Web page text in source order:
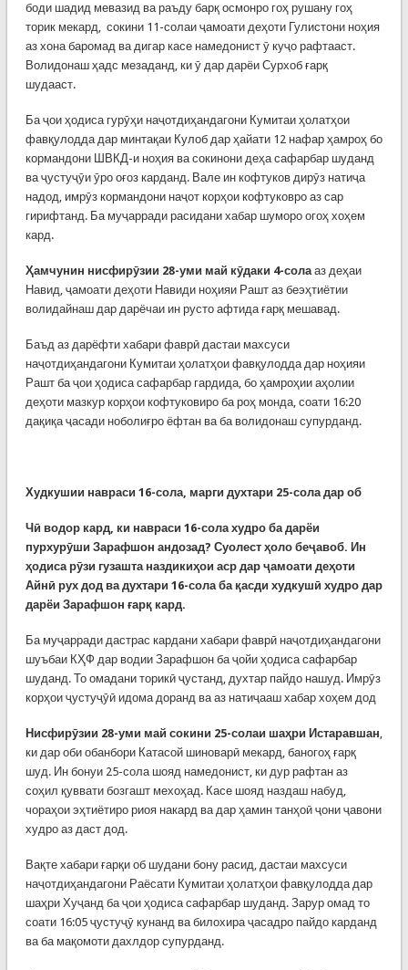
боди шадид мевазид ва раъду барқ осмонро гоҳ рушану гоҳ
торик мекард, сокини 11-солаи ҷамоати деҳоти Гулистони ноҳия
аз хона баромад ва дигар касе намедонист ӯ куҷо рафтааст.
Волидонаш ҳадс мезаданд, ки ӯ дар дарёи Сурхоб ғарқ
шудааст.
Ба ҷои ҳодиса гурӯҳи наҷотдиҳандагони Кумитаи ҳолатҳои
фавқулодда дар минтақаи Кулоб дар ҳайати 12 нафар ҳамроҳ бо
кормандони ШВКД-и ноҳия ва сокинони деҳа сафарбар шуданд
ва ҷустуҷӯи ӯро оғоз карданд. Вале ин кофтуков дирӯз натиҷа
надод, имрӯз кормандони наҷот корҳои кофтуковро аз сар
гирифтанд. Ба муҷарради расидани хабар шуморо огоҳ хоҳем
кард.
Ҳамчунин нисфирӯзии 28-уми май кӯдаки 4-солааз деҳаи
Навид, ҷамоати деҳоти Навиди ноҳияи Рашт аз беэҳтиётии
волидайнаш дар дарёчаи ин русто афтида ғарқ мешавад.
Баъд аз дарёфти хабари фаврӣ дастаи махсуси
наҷотдиҳандагони Кумитаи ҳолатҳои фавқулодда дар ноҳияи
Рашт ба ҷои ҳодиса сафарбар гардида, бо ҳамроҳии аҳолии
деҳоти мазкур корҳои кофтуковиро ба роҳ монда, соати 16:20
дақиқа ҷасади ноболиғро ёфтан ва ба волидонаш супурданд.
Худкушии навраси 16-сола, марги духтари 25-сола дар об
Чӣ водор кард, ки навраси 16-сола худро ба дарёи
пурхурӯши Зарафшон андозад? Суолест ҳоло беҷавоб. Ин
ҳодиса рӯзи гузашта наздикиҳои аср дар ҷамоати деҳоти
Айнӣ рух дод ва духтари 16-сола ба қасди худкушӣ худро дар
дарёи Зарафшон ғарқ кард.
Ба муҷарради дастрас кардани хабари фаврӣ наҷотдиҳандагони
шуъбаи КҲФ дар водии Зарафшон ба ҷойи ҳодиса сафарбар
шуданд. То омадани торикӣ ҷустанд, духтар пайдо нашуд. Имрӯз
корҳои ҷустуҷӯӣ идома доранд ва аз натиҷааш хабар хоҳем дод
Нисфирӯзии 28-уми май сокини 25-солаи шаҳри Истаравшан,
ки дар оби обанбори Катасой шиноварӣ мекард, баногоҳ ғарқ
шуд. Ин бонуи 25-сола шояд намедонист, ки дур рафтан аз
соҳил қуввати бозгашт мехоҳад. Касе шояд наздаш набуд,
чораҳои эҳтиётиро риоя накард ва дар ҳамин танҳоӣ ҷони ҷавони
худро аз даст дод.
Вақте хабари ғарқи об шудани бону расид, дастаи махсуси
наҷотдиҳандагони Раёсати Кумитаи ҳолатҳои фавқулодда дар
шаҳри Хуҷанд ба ҷои ҳодиса сафарбар шуданд. Зарур омад то
соати 16:05 ҷустуҷӯ кунанд ва билохира ҷасадро пайдо карданд
ва ба мақомоти дахлдор супурданд.